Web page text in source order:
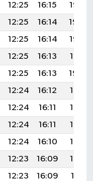
12:25 16:15
19:25
12:25 16:14
19:24
12:25 16:14
19:22
12:25 16:13
19:21
12:25 16:13
19:20
12:24 16:12
19:18
12:24 16:11
19:17
12:24 16:11
19:16
12:24 16:10
19:14
12:23 16:09
19:13
12:23 16:09
19:11